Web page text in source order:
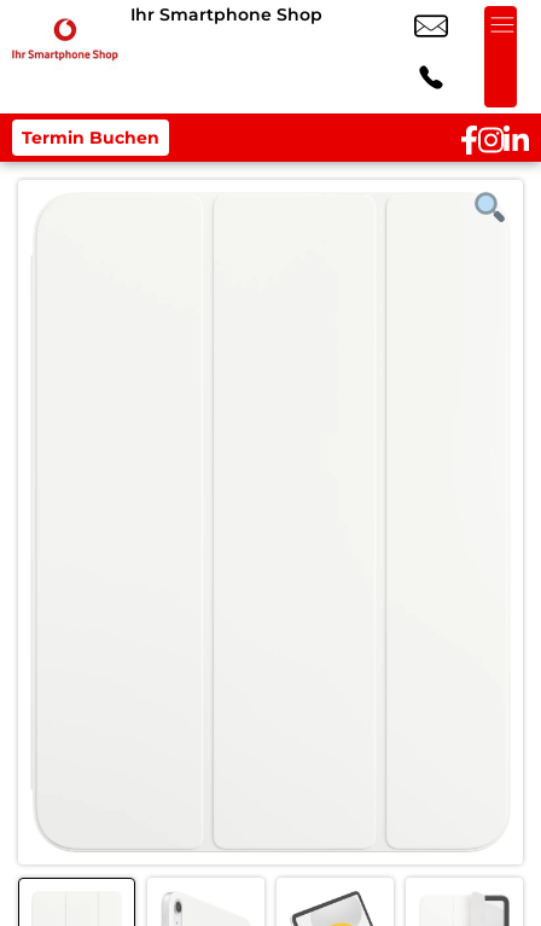
Ihr Smartphone Shop
Termin Buchen